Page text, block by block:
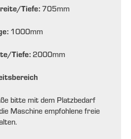
Tiefe: 705mm
1000mm
Tiefe: 2000mm
bitte mit dem Platzbedarf
Maschine empfohlene freie